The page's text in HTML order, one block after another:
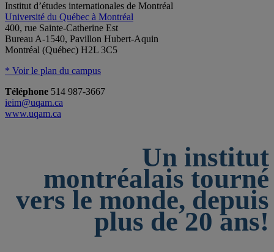
Institut d’études internationales de Montréal
Université du Québec à Montréal
400, rue Sainte-Catherine Est
Bureau A-1540, Pavillon Hubert-Aquin
Montréal (Québec) H2L 3C5
* Voir le plan du campus
Téléphone 514 987-3667
ieim@uqam.ca
www.uqam.ca
Un institut
montréalais tourné
vers le monde, depuis
plus de 20 ans!